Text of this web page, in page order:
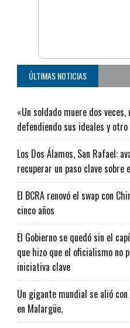
ÚLTIMAS NOTICIAS
«Un soldado muere dos veces,
defendiendo sus ideales y
Los Dos Álamos, San Rafael:
recuperar un paso clave sobre
El BCRA renovó el swap con
cinco años
El Gobierno se quedó sin el
que hizo que el oficialismo no
iniciativa clave
Un gigante mundial se alió
en Malargüe.